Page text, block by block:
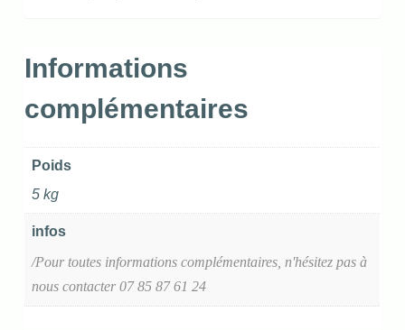
Informations
complémentaires
Poids
5 kg
infos
/Pour toutes informations complémentaires, n'hésitez pas à
nous contacter 07 85 87 61 24